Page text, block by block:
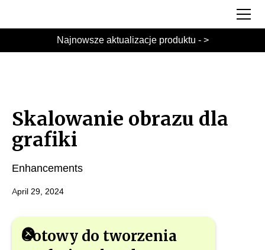
Najnowsze aktualizacje produktu - >
Skalowanie obrazu dla
grafiki
Enhancements
April 29, 2024
Gotowy do tworzenia